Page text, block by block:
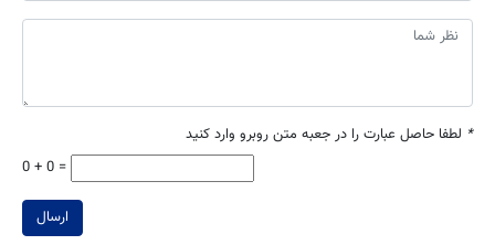
* لطفا حاصل عبارت را در جعبه متن روبرو وارد کنید
0 + 0 =
ارسال